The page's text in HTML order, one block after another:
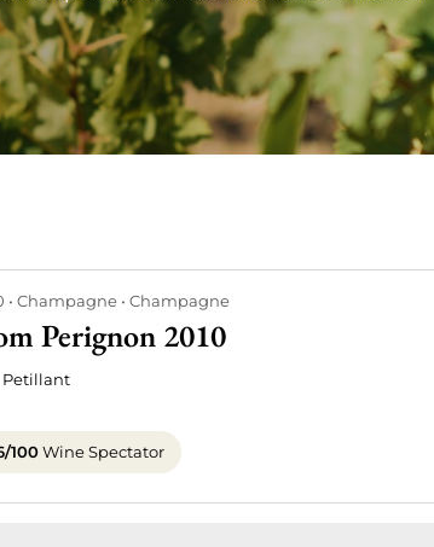
Champagne Champagne
Perignon 2010
Petillant
100Wine Spectator